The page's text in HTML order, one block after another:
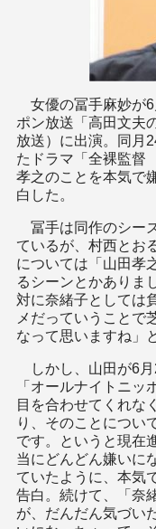
女優の冨手麻妙が6
ポン放送「高田文夫
放送）に出演。同月
たドラマ「全裸監督
孝之のことを本気で
白した。
冨手は同作のシー
ているが、村西とお
については「山田孝
るシーンとかありま
対に奈緒子としては
メだっていうことで
なって思いますね」
しかし、山田が6月
「オールナイトニ
目を合わせてくれな
り、そのことについ
です。というと現在
当にどんどん嫌いに
ていたように、本気
告白。続けて、「奈
が、だんだん気づい